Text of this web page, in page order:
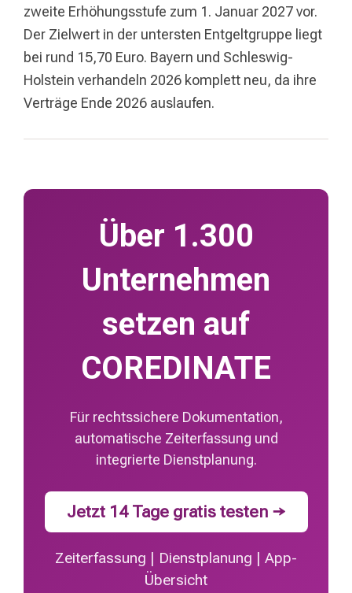
zweite Erhöhungsstufe zum 1. Januar 2027 vor.
Der Zielwert in der untersten Entgeltgruppe liegt
bei rund 15,70 Euro. Bayern und Schleswig-
Holstein verhandeln 2026 komplett neu, da ihre
Verträge Ende 2026 auslaufen.
Über 1.300
Unternehmen
setzen auf
COREDINATE
Für rechtssichere Dokumentation,
automatische Zeiterfassung und
integrierte Dienstplanung.
Jetzt 14 Tage gratis testen →
Zeiterfassung | Dienstplanung | App-
Übersicht